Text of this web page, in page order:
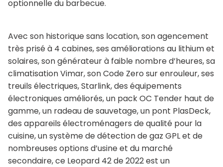
optionnelle du barbecue.
Avec son historique sans location, son agencement
très prisé à 4 cabines, ses améliorations au lithium et
solaires, son générateur à faible nombre d’heures, sa
climatisation Vimar, son Code Zero sur enrouleur, ses
treuils électriques, Starlink, des équipements
électroniques améliorés, un pack OC Tender haut de
gamme, un radeau de sauvetage, un pont PlasDeck,
des appareils électroménagers de qualité pour la
cuisine, un système de détection de gaz GPL et de
nombreuses options d’usine et du marché
secondaire, ce Leopard 42 de 2022 est un